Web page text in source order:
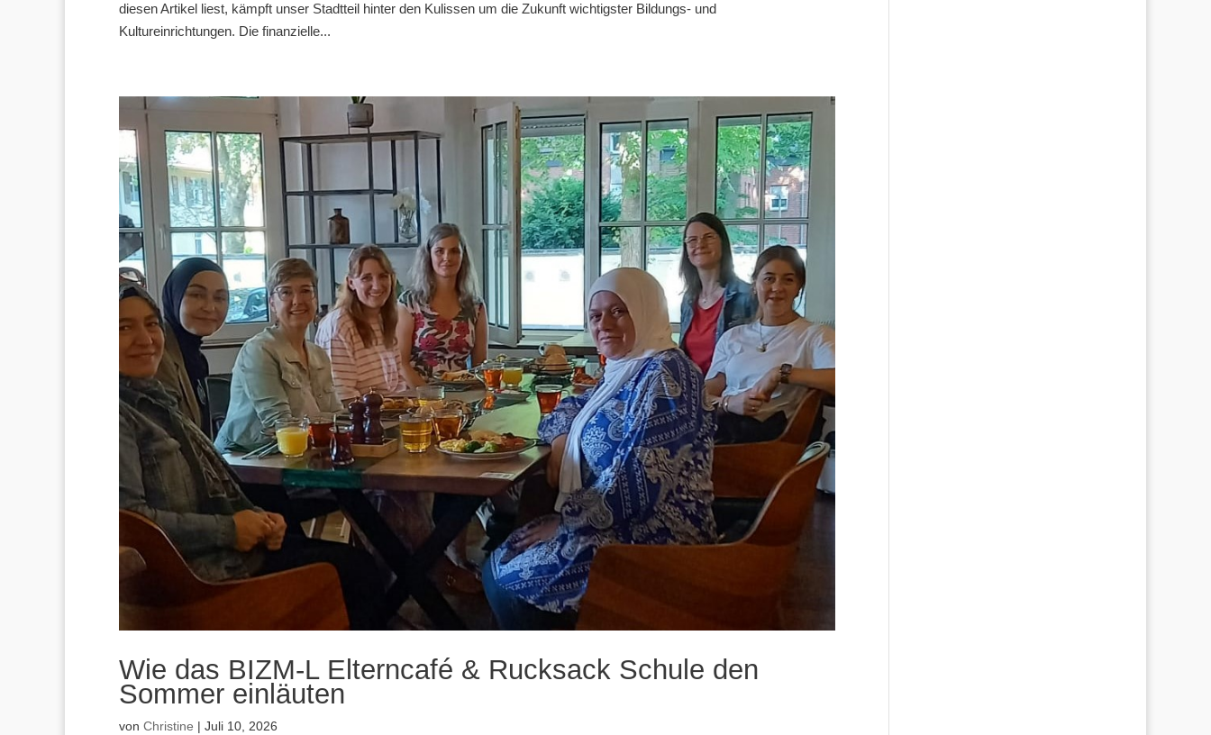
diesen Artikel liest, kämpft unser Stadtteil hinter den Kulissen um die Zukunft wichtigster Bildungs- und
Kultureinrichtungen. Die finanzielle...
Wie das BIZM-L Elterncafé & Rucksack Schule den
Sommer einläuten
von Christine | Juli 10, 2026